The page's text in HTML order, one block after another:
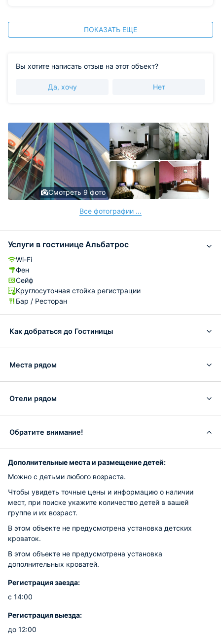
ПОКАЗАТЬ ЕЩЕ
Вы хотите написать отзыв на этот объект?
Да, хочу Нет
Смотреть 9 фото
Все фотографии ...
Услуги в гостинице Альбатрос
Wi-Fi
Фен
Сейф
Круглосуточная стойка регистрации
Бар / Ресторан
Как добраться до Гостиницы
Места рядом
Отели рядом
Обратите внимание!
Дополнительные места и размещение детей:
Можно с детьми любого возраста.
Чтобы увидеть точные цены и информацию о наличии
мест, при поиске укажите количество детей в вашей
группе и их возраст.
В этом объекте не предусмотрена установка детских
кроваток.
В этом объекте не предусмотрена установка
дополнительных кроватей.
Регистрация заезда:
с 14:00
Регистрация выезда:
до 12:00